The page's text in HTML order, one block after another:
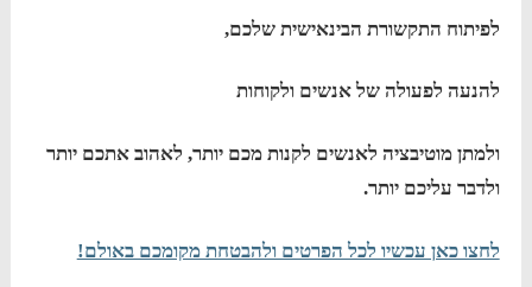
לפיתוח התקשורת הבינאישית שלכם,
להנעה לפעולה של אנשים ולקוחות
ולמתן מוטיבציה לאנשים לקנות מכם יותר, לאהוב אתכם יותר
ולדבר עליכם יותר.
לחצו כאן עכשיו לכל הפרטים ולהבטחת מקומכם באולם!